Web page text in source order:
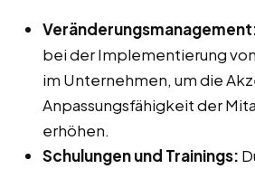
bei der Implementierung
im Unternehmen, um die
Anpassungsfähigkeit der
erhöhen.
Schulungen und Trainings: